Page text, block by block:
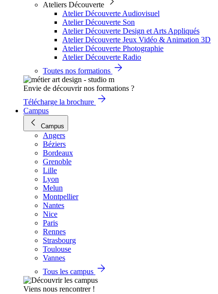
Ateliers Découverte
Atelier Découverte Audiovisuel
Atelier Découverte Son
Atelier Découverte Design et Arts Appliqués
Atelier Découverte Jeux Vidéo & Animation 3D
Atelier Découverte Photographie
Atelier Découverte Radio
Toutes nos formations
Envie de découvrir nos formations ?
Télécharge la brochure
Campus
Campus
Angers
Béziers
Bordeaux
Grenoble
Lille
Lyon
Melun
Montpellier
Nantes
Nice
Paris
Rennes
Strasbourg
Toulouse
Vannes
Tous les campus
Viens nous rencontrer !